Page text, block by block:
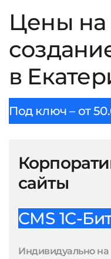
Цены на
в
Под ключ – от
сайты
CMS 1С-
Индивидуально на